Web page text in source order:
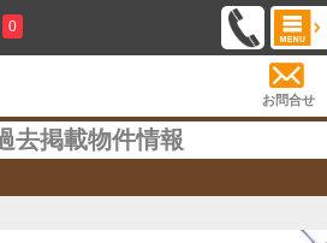
0
お問合せ
去掲載物件情報